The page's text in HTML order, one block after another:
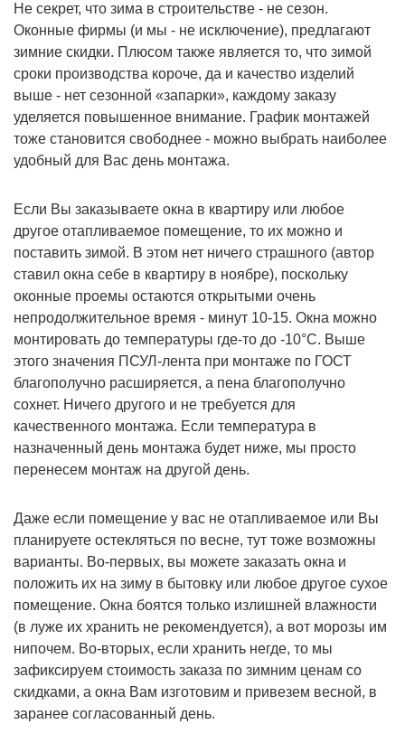
Не секрет, что зима в строительстве - не сезон.
Оконные фирмы (и мы - не исключение), предлагают
зимние скидки. Плюсом также является то, что зимой
сроки производства короче, да и качество изделий
выше - нет сезонной «запарки», каждому заказу
уделяется повышенное внимание. График монтажей
тоже становится свободнее - можно выбрать наиболее
удобный для Вас день монтажа.
Если Вы заказываете окна в квартиру или любое
другое отапливаемое помещение, то их можно и
поставить зимой. В этом нет ничего страшного (автор
ставил окна себе в квартиру в ноябре), поскольку
оконные проемы остаются открытыми очень
непродолжительное время - минут 10-15. Окна можно
монтировать до температуры где-то до -10°C. Выше
этого значения ПСУЛ-лента при монтаже по ГОСТ
благополучно расширяется, а пена благополучно
сохнет. Ничего другого и не требуется для
качественного монтажа. Если температура в
назначенный день монтажа будет ниже, мы просто
перенесем монтаж на другой день.
Даже если помещение у вас не отапливаемое или Вы
планируете остекляться по весне, тут тоже возможны
варианты. Во-первых, вы можете заказать окна и
положить их на зиму в бытовку или любое другое сухое
помещение. Окна боятся только излишней влажности
(в луже их хранить не рекомендуется), а вот морозы им
нипочем. Во-вторых, если хранить негде, то мы
зафиксируем стоимость заказа по зимним ценам со
скидками, а окна Вам изготовим и привезем весной, в
заранее согласованный день.